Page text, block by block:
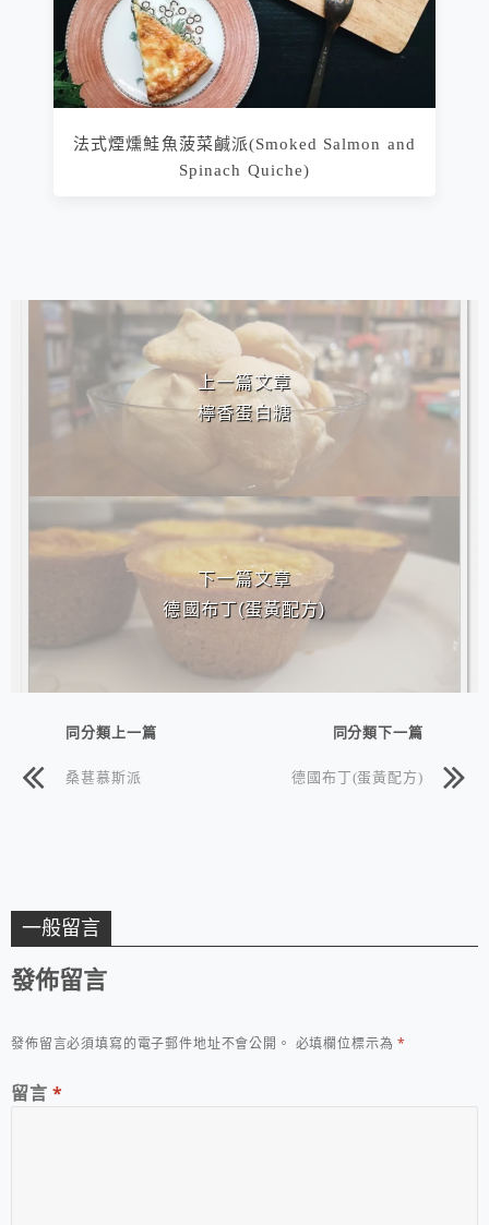
法式煙燻鮭魚菠菜鹹派(Smoked Salmon and
Spinach Quiche)
相連文章
上一篇文章
檸香蛋白糖
下一篇文章
德國布丁(蛋黃配方)
同分類上一篇
桑葚慕斯派
同分類下一篇
德國布丁(蛋黃配方)
一般留言
發佈留言
發佈留言必須填寫的電子郵件地址不會公開。 必填欄位標示為*
留言 *